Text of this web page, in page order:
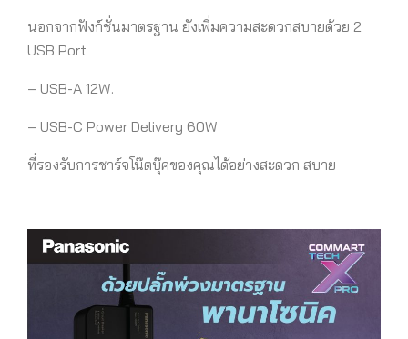
นอกจากฟังก์ชั่นมาตรฐาน ยังเพิ่มความสะดวกสบายด้วย 2
USB Port
– USB-A 12W.
– USB-C Power Delivery 60W
ที่รองรับการชาร์จโน๊ตบุ๊คของคุณได้อย่างสะดวก สบาย